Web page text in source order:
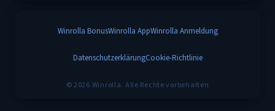
Winrolla BonusWinrolla AppWinrolla Anmeldung
DatenschutzerklärungCookie-Richtlinie
© 2026 Winrolla. Alle Rechte vorbehalten